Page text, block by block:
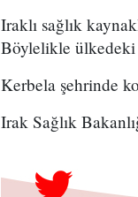
Iraklı sağlık
Böylelikle ülkedeki
Kerbela şehrinde
Irak Sağlık